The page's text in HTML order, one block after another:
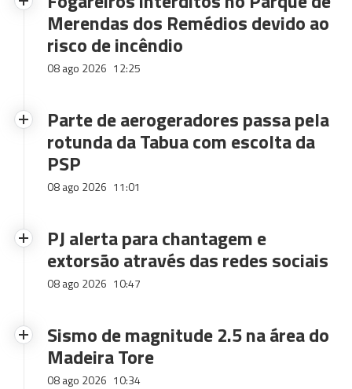
Merendas dos Remédios devido ao
risco de incêndio
08 ago 2026 12:25
Parte de aerogeradores passa pela
rotunda da Tabua com escolta da
PSP
08 ago 2026 11:01
PJ alerta para chantagem e
extorsão através das redes sociais
08 ago 2026 10:47
Sismo de magnitude 2.5 na área do
Madeira Tore
08 ago 2026 10:34